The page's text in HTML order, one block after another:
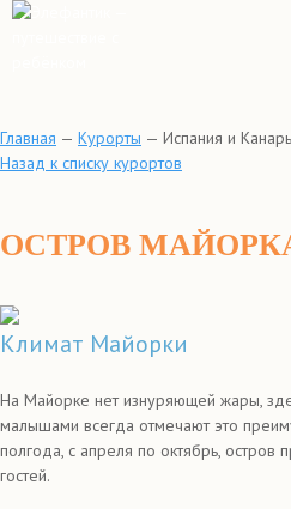
Главная — Курорты — Испания и
Назад к списку курортов
ОСТРОВ
Климат Майорки
На Майорке нет изнуряющей жары,
малышами всегда отмечают это
полгода, с апреля по октябрь,
гостей.